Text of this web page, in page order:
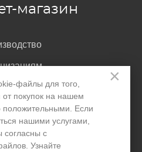
×
файлы для того,
покупок на нашем
положительными. Если
нашими услугами,
согласны с
Узнайте
магазин
и скидки
Блог